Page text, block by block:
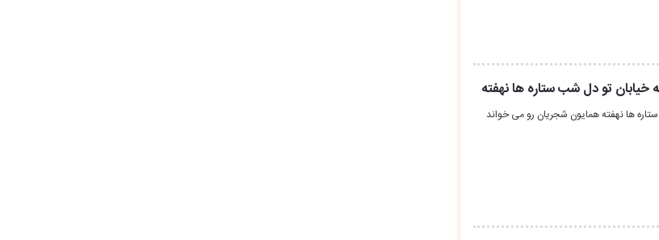
تو دل شب ستاره ها نهفته
ها نهفته همایون شجریان رو می خواند